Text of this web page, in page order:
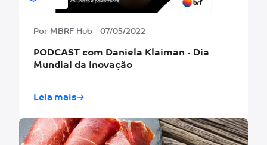
Por MBRF Hub - 07/05/2022
PODCAST com Daniela Klaiman - Dia
Mundial da Inovação
Leia mais